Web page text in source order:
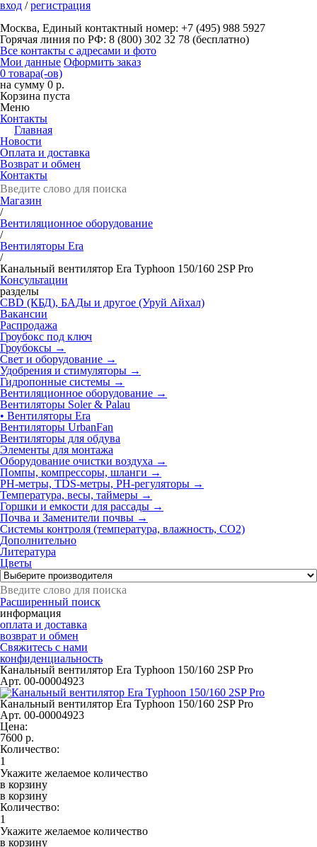
вход /регистрация
Москва, Единый контактный номер: +7 (495) 988 5927
Горячая линия по РФ: 8 (800) 302 32 78 (бесплатно)
Все контакты с адресами и фото
Мои данные Оформить заказ
0 товара(-ов)
на сумму 0 р.
Корзина пуста
Меню
Контакты
Главная
Новости
Оплата и доставка
Возврат и обмен
Контакты
Магазин
/
Вентиляционное оборудование
/
Вентиляторы Era
/
Канальный вентилятор Era Typhoon 150/160 2SP Pro
Консультации
разделы
CBD (КБД), БАДы и другое (Уруй Айхал)
Вакансии
Распродажа
Гроубокс под ключ
Гроубоксы →
Свет и оборудование →
Удобрения и стимуляторы →
Гидропонные системы →
Вентиляционное оборудование →
Вентиляторы Soler & Palau
• Вентиляторы Era
Вентиляторы UrbanFan
Вентиляторы для обдува
Элементы для монтажа
Оборудование очистки воздуха →
Помпы, компрессоры, шланги →
РН-метры, TDS-метры, РН-регуляторы →
Температура, весы, таймеры →
Горшки и емкости для рассады →
Почва и Заменители почвы →
Системы контроля (температура, влажность, СО2)
Дополнительно
Литература
Цветы
Расширенный поиск
информация
оплата и доставка
возврат и обмен
Свяжитесь с нами
конфиденциальность
Канальный вентилятор Era Typhoon 150/160 2SP Pro
Арт. 00-00004923
Канальный вентилятор Era Typhoon 150/160 2SP Pro
Арт. 00-00004923
Цена:
7600 р.
Количество:
Укажите желаемое количество
Количество:
Укажите желаемое количество